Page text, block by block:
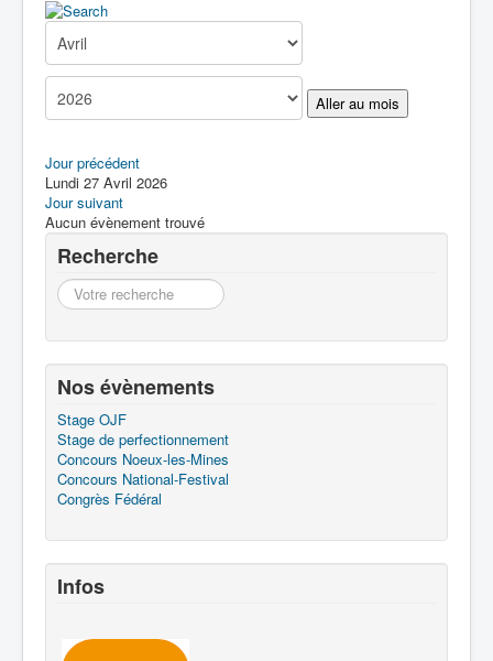
Boîte à Outils
Contact
Aller au mois
Jour précédent
Lundi 27 Avril 2026
Jour suivant
Aucun évènement trouvé
Recherche
Recherche
Nos évènements
Stage OJF
Stage de perfectionnement
Concours Noeux-les-Mines
Concours National-Festival
Congrès Fédéral
Infos